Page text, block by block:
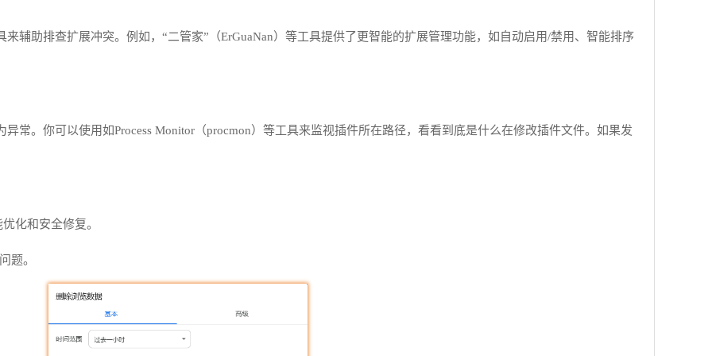
辅助排查扩展冲突。例如，“二管家”（ErGuaNan）等工具提供了更智能的扩展管理功能，如自动启用/禁用、智能排序
常。你可以使用如Process Monitor（procmon）等工具来监视插件所在路径，看看到底是什么在修改插件文件。如果发
化和安全修复。
题。